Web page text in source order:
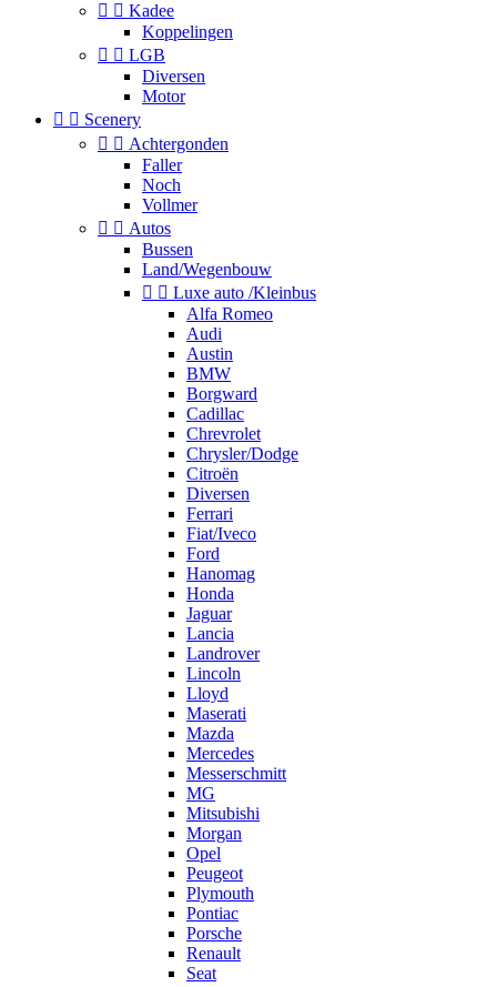
  Kadee
Koppelingen
  LGB
Diversen
Motor
  Scenery
  Achtergonden
Faller
Noch
Vollmer
  Autos
Bussen
Land/Wegenbouw
  Luxe auto /Kleinbus
Alfa Romeo
Audi
Austin
BMW
Borgward
Cadillac
Chrevrolet
Chrysler/Dodge
Citroën
Diversen
Ferrari
Fiat/Iveco
Ford
Hanomag
Honda
Jaguar
Lancia
Landrover
Lincoln
Lloyd
Maserati
Mazda
Mercedes
Messerschmitt
MG
Mitsubishi
Morgan
Opel
Peugeot
Plymouth
Pontiac
Porsche
Renault
Seat